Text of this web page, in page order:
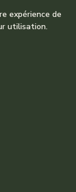
expérience de
utilisation.